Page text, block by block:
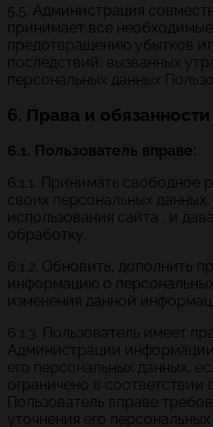
5.5. Администрация
принимает все
предотвращению убытков
последствий, вызванных
персональных данных
6. Права и
6.1. Пользователь вправе:
6.1.1. Принимать свободное
своих персональных
использования сайта , и
обработку.
6.1.2. Обновить, дополнить
информацию о
изменения данной
6.1.3. Пользователь имеет
Администрации
его персональных данных,
ограничено в
Пользователь вправе
уточнения его